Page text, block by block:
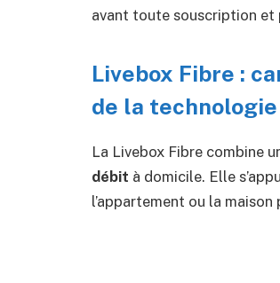
avant toute souscription et
Livebox Fibre :
de la
La Livebox Fibre combine
débit à domicile. Elle
l’appartement ou la